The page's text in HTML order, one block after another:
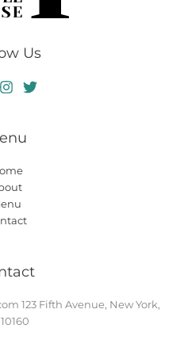
Us
123 Fifth Avenue, New York,